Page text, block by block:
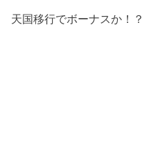
天国移行でボーナスか！？